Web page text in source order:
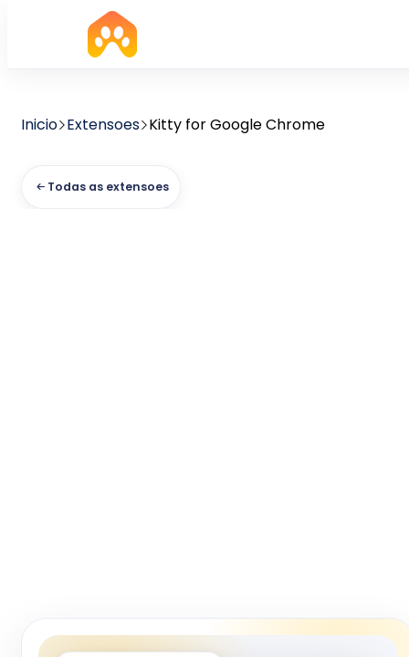
Inicio Extensoes Kitty for Google Chrome
Todas as extensoes